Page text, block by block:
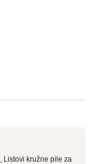
Listovi kružne pile za